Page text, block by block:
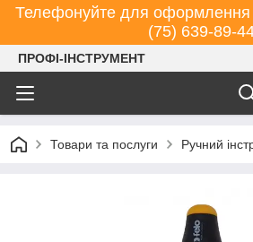
Телефонуйте для
(75) 639-89-
ПРОФІ-ІНСТРУМЕНТ
Товари та послуги Ручний